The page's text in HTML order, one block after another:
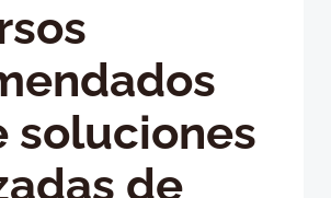
soluciones
de